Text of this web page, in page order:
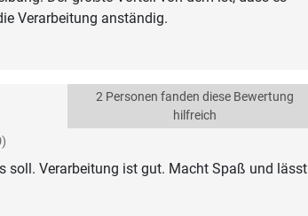
Verarbeitung anständig.
2 Personen fanden diese Bewertung
hilfreich
soll. Verarbeitung ist gut. Macht Spaß und lässt